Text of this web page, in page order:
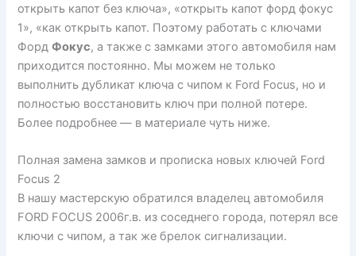
открыть капот без ключа», «открыть капот форд фокус
1», «как открыть капот. Поэтому работать с ключами
ФордФокус, а также с замками этого автомобиля нам
приходится постоянно. Мы можем не только
выполнить дубликат ключа с чипом к Ford Focus, но и
полностью восстановить ключ при полной потере.
Более подробнее — в материале чуть ниже.
Полная замена замков и прописка новых ключей Ford
Focus 2
В нашу мастерскую обратился владелец автомобиля
FORD FOCUS 2006г.в. из соседнего города, потерял все
ключи с чипом, а так же брелок сигнализации.